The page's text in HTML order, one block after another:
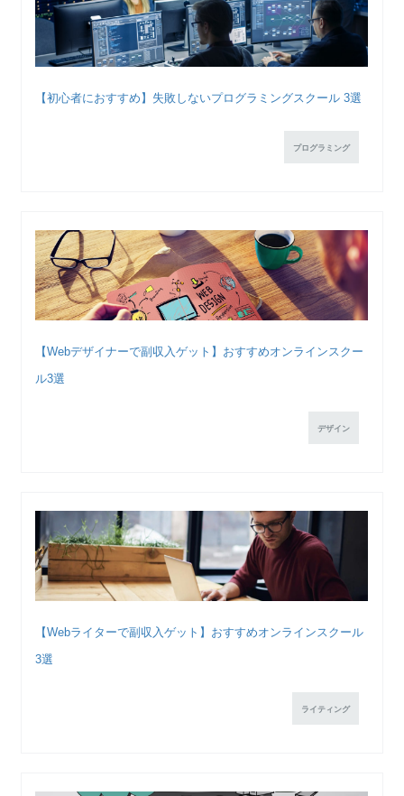
【初心者におすすめ】失敗しないプログラミングスクール 3選
プログラミング
【Webデザイナーで副収入ゲット】おすすめオンラインスクー
ル3選
デザイン
【Webライターで副収入ゲット】おすすめオンラインスクール
3選
ライティング